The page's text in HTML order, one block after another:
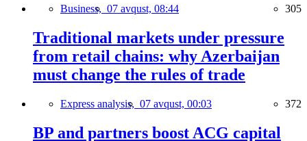
Business, 07 avqust, 08:44 305
Traditional markets under pressure
from retail chains: why Azerbaijan
must change the rules of trade
Express analysis, 07 avqust, 00:03 372
BP and partners boost ACG capital